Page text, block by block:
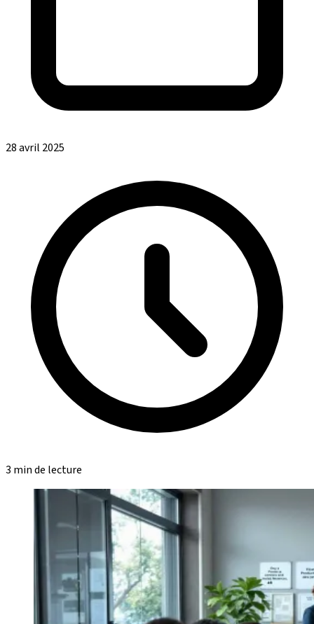
28 avril 2025
3 min de lecture